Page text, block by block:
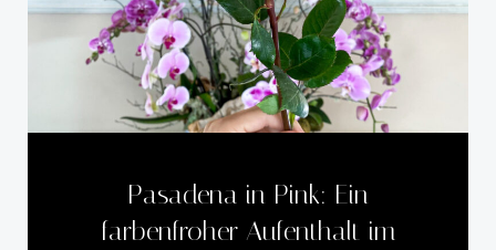
Pasadena in Pink: Ein
farbenfroher Aufenthalt im